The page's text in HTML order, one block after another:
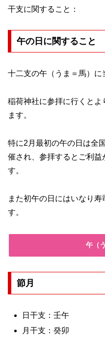
干支に関すること：
午の日に関すること
十二支の午（うま＝馬）に
稲荷神社に参拝に行くと
ます。
特に2月最初の午の日は全
催され、参拝するとご利益
す。
また初午の日にはいなり
す。
午（
節月
日干支：壬午
月干支：癸卯